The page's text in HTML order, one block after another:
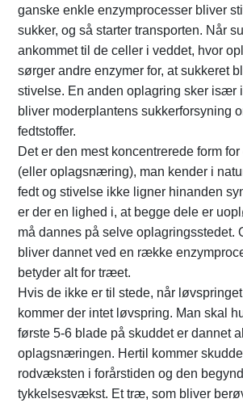
ganske enkle enzymprocesser bliver
sukker, og så starter transporten. Når
ankommet til de celler i veddet, hvor
sørger andre enzymer for, at sukkeret
stivelse. En anden oplagring sker især
bliver moderplantens sukkerforsyning
fedtstoffer.
Det er den mest koncentrerede form
(eller oplagsnæring), man kender i
fedt og stivelse ikke ligner hinanden
er der en lighed i, at begge dele er
må dannes på selve oplagringsstedet.
bliver dannet ved en række
betyder alt for træet.
Hvis de ikke er til stede, når
kommer der intet løvspring. Man skal
første 5-6 blade på skuddet er dannet
oplagsnæringen. Hertil kommer
rodvæksten i forårstiden og den
tykkelsesvækst. Et træ, som bliver